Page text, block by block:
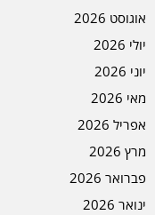
אוגוסט 2026
יולי 2026
יוני 2026
מאי 2026
אפריל 2026
מרץ 2026
פברואר 2026
ינואר 2026